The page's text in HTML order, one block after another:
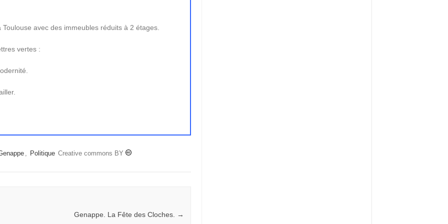
avec des immeubles réduits à 2 étages.
vertes :
, Politique Creative commons BY
Genappe. La Fête des Cloches. →